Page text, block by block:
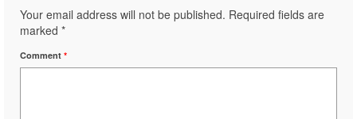
Your email address will not be published. Required fields are
marked *
Comment *